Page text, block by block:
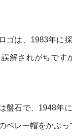
ゴは、1983年に
解されがちで
盤石で、1948年
ベレー帽をかぶっ